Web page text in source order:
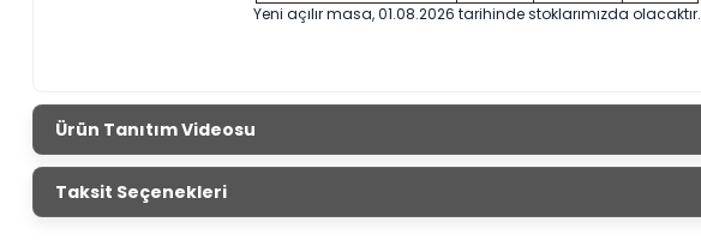
Yeni açılır masa, 01.08.2026 tarihinde stoklarımızda olacaktır.
Ürün Tanıtım Videosu
Taksit Seçenekleri